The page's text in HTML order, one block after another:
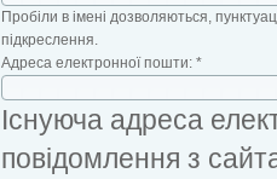
Пробіли в імені дозволяються,
підкреслення.
Адреса електронної пошти: *
Існуюча адреса
повідомлення з